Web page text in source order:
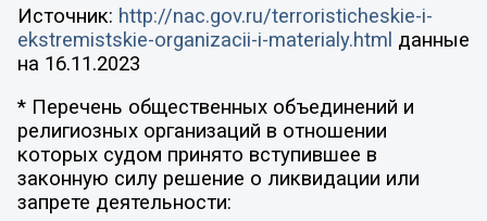
Источник: http://nac.gov.ru/terroristicheskie-i-
ekstremistskie-organizacii-i-materialy.html данные
на 16.11.2023
* Перечень общественных объединений и
религиозных организаций в отношении
которых судом принято вступившее в
законную силу решение о ликвидации или
запрете деятельности: